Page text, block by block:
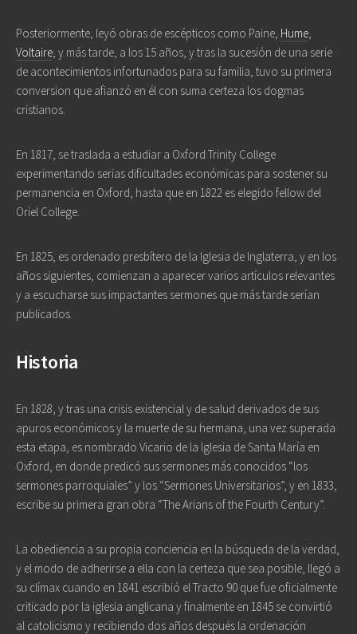
Posteriormente, leyó obras de escépticos como Paine, Hume,
Voltaire, y más tarde, a los 15 años, y tras la sucesión de una serie
de acontecimientos infortunados para su familia, tuvo su primera
conversion que afianzó en él con suma certeza los dogmas
cristianos.
En 1817, se traslada a estudiar a Oxford Trinity College
experimentando serias dificultades económicas para sostener su
permanencia en Oxford, hasta que en 1822 es elegido fellow del
Oriel College.
En 1825, es ordenado presbítero de la Iglesia de Inglaterra, y en los
años siguientes, comienzan a aparecer varios artículos relevantes
y a escucharse sus impactantes sermones que más tarde serían
publicados.
Historia
En 1828, y tras una crisis existencial y de salud derivados de sus
apuros económicos y la muerte de su hermana, una vez superada
esta etapa, es nombrado Vicario de la Iglesia de Santa María en
Oxford, en donde predicó sus sermones más conocidos “los
sermones parroquiales” y los “Sermones Universitarios”, y en 1833,
escribe su primera gran obra “The Arians of the Fourth Century”.
La obediencia a su propia conciencia en la búsqueda de la verdad,
y el modo de adherirse a ella con la certeza que sea posible, llegó a
su clímax cuando en 1841 escribió el Tracto 90 que fue oficialmente
criticado por la iglesia anglicana y finalmente en 1845 se convirtió
al catolicismo y recibiendo dos años después la ordenación